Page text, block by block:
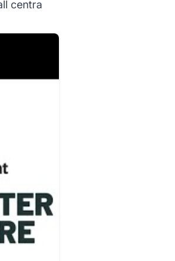
centra